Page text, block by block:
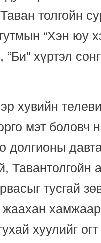
толгойн
“Хэн юу
“Би” хүртэл
хувийн
мэт боловч
долгионы
Тавантолгойн
тусгай
хуулийг огт